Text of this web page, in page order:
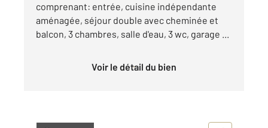
comprenant: entrée, cuisine indépendante
aménagée, séjour double avec cheminée et
balcon, 3 chambres, salle d'eau, 3 wc, garage ...
Voir le détail du bien